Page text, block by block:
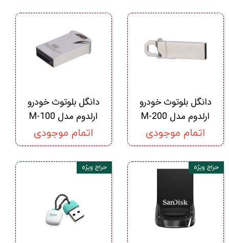
دانگل بلوتوث خودرو
ارلدوم مدل M-200
اتمام موجودی
دانگل بلوتوث خودرو
ارلدوم مدل M-100
اتمام موجودی
حراج ویژه حراج ویژه